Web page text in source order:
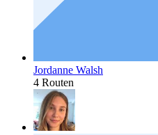
Jordanne Walsh
4 Routen